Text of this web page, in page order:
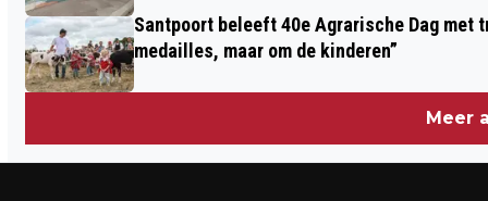
Santpoort beleeft 40e Agrarische Dag met
medailles, maar om de kinderen”
Meer